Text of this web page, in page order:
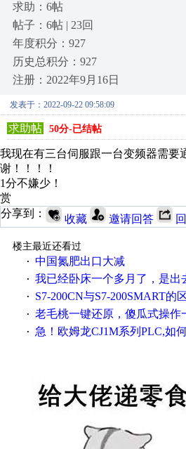
求助：6帖
帖子：6帖 | 23回
年度积分：927
历史总积分：927
注册：2022年9月16日
发表于：2022-09-22 09:58:09
求助帖 50分-已结帖
我现在有三台伺服跟一台变频器需要
谢！！！！
1分不嫌少！
赏
分享到：
收藏 邀请回答
楼主最近还看过
· 中国氮肥出口大减
· 我已经卧床一个多月了，是出去安装机械手在高速遭遇车祸所致:大家工作都要特别
· S7-200CN与S7-200SMART的
· 老毛桃一键还原，傻瓜式操作一键轻松备份还原；程序为向导式安装，一键即可实现自动备份或还原
· 急！欧姆龙CJ1M系列PLC,如何用时间控制变频器。要求时间在组态王中可以自由输入！拜托各位